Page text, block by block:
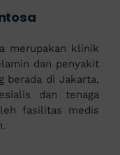
merupakan klinik
dan penyakit
berada di Jakarta,
dan tenaga
fasilitas medis